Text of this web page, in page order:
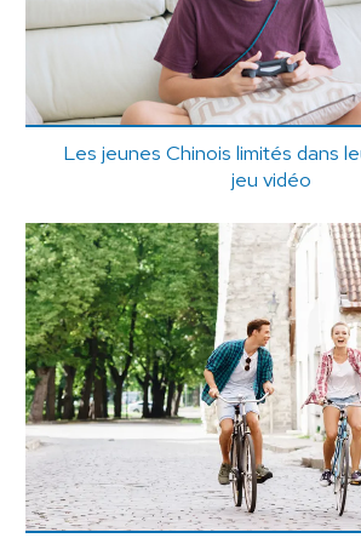
Les jeunes Chinois limités dans
jeu vidéo